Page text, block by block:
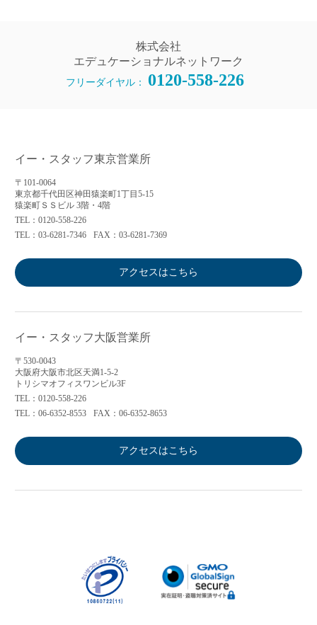
株式会社
エデュケーショナルネットワーク
フリーダイヤル： 0120-558-226
イー・スタッフ東京営業所
〒101-0064
東京都千代田区神田猿楽町1丁目5-15
猿楽町ＳＳビル 3階・4階
TEL：0120-558-226
TEL：03-6281-7346
FAX：03-6281-7369
アクセスはこちら
イー・スタッフ大阪営業所
〒530-0043
大阪府大阪市北区天満1-5-2
トリシマオフィスワンビル3F
TEL：0120-558-226
TEL：06-6352-8553
FAX：06-6352-8653
アクセスはこちら